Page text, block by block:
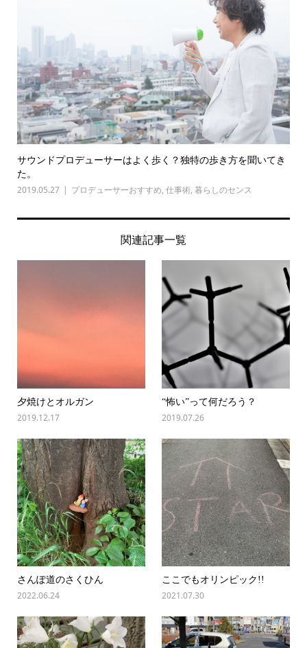
サウンドプロデューサーはよく歩く？独特の歩き方を聞いてき
た。
2019.05.27 プロデューサーおすすめ, 仕事術, 暮らしのセンス
関連記事一覧
夕焼けとオルガン
2019.12.17
“怖い”って何だろう？
2019.07.26
さんぽ道のさくひん
2022.06.24
ここでもオリンピック!!
2021.07.30